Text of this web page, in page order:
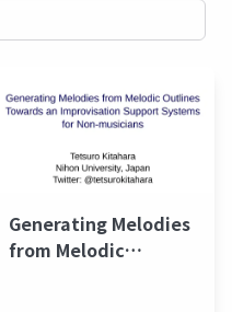
Generating Melodies
from Melodic